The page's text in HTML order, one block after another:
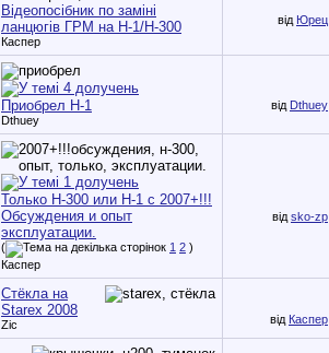
Відеопосібник по заміні
ланцюгів ГРМ на Н-1/Н-300
Каспер
від Юрец
Приобрел Н-1
Dthuey
від Dthuey
Только Н-300 или Н-1 с 2007+!!!
Обсуждения и опыт
эксплуатации.
( 1 2 )
Каспер
від sko-zp
Стёкла на
Starex 2008
Zic від Каспер